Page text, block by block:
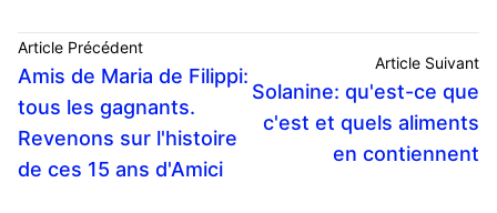
Article Précédent
Amis de Maria de Filippi:
tous les gagnants.
Revenons sur l'histoire
de ces 15 ans d'Amici
Article Suivant
Solanine: qu'est-ce que
c'est et quels aliments
en contiennent